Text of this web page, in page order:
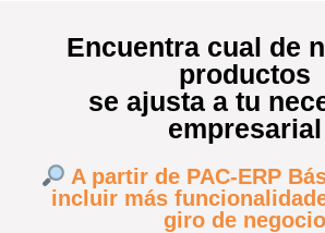
Encuentra cual de
productos
se ajusta a tu
empresarial
A partir de PAC-ERP
incluir más
giro de negocio